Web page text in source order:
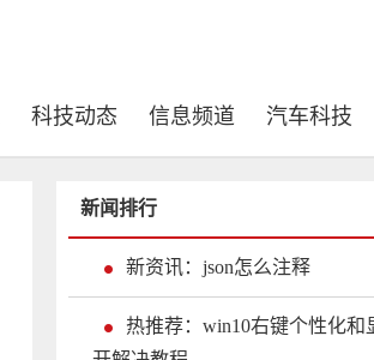
科技动态 信息频道 汽车科技
新闻排行
新资讯：json怎么注释
热推荐：win10右键个性化和